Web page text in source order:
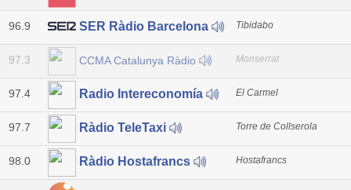
96.9 SER Ràdio Barcelona Tibidabo
97.3 CCMA Catalunya Ràdio Monserrat
97.4 Radio Intereconomía El Carmel
97.7 Ràdio TeleTaxi Torre de Collserola
98.0 Ràdio Hostafrancs Hostafrancs